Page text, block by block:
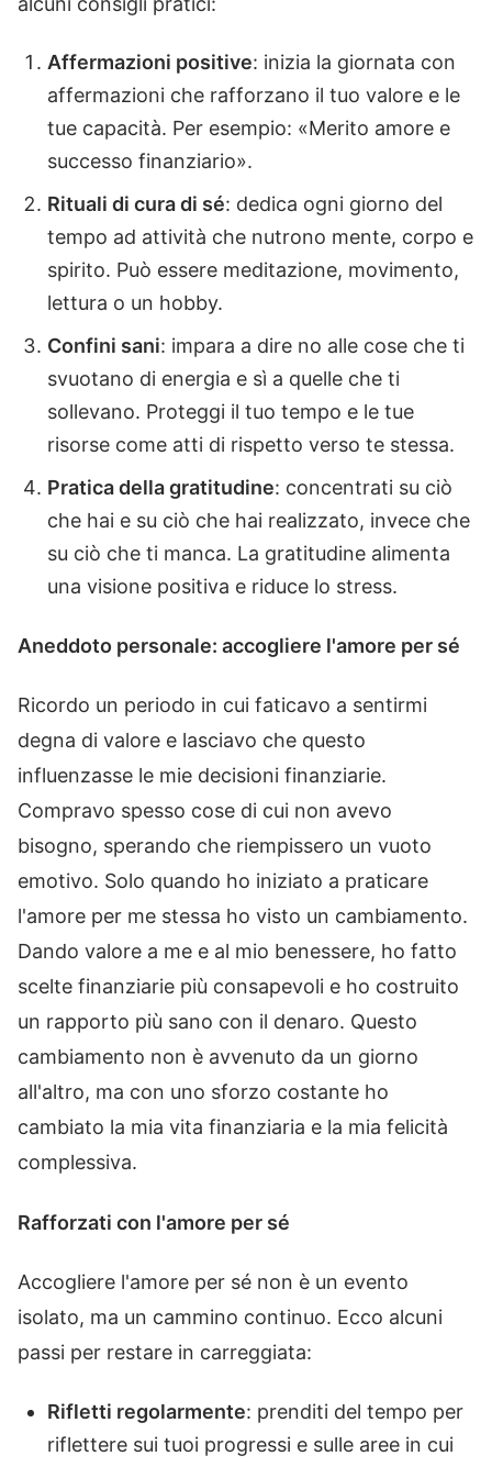
Affermazioni positive: inizia la giornata con
affermazioni che rafforzano il tuo valore e le
tue capacità. Per esempio: «Merito amore e
successo finanziario».
Rituali di cura di sé: dedica ogni giorno del
tempo ad attività che nutrono mente, corpo e
spirito. Può essere meditazione, movimento,
lettura o un hobby.
Confini sani: impara a dire no alle cose che ti
svuotano di energia e sì a quelle che ti
sollevano. Proteggi il tuo tempo e le tue
risorse come atti di rispetto verso te stessa.
Pratica della gratitudine: concentrati su ciò
che hai e su ciò che hai realizzato, invece che
su ciò che ti manca. La gratitudine alimenta
una visione positiva e riduce lo stress.
Aneddoto personale: accogliere l'amore per sé
Ricordo un periodo in cui faticavo a sentirmi
degna di valore e lasciavo che questo
influenzasse le mie decisioni finanziarie.
Compravo spesso cose di cui non avevo
bisogno, sperando che riempissero un vuoto
emotivo. Solo quando ho iniziato a praticare
l'amore per me stessa ho visto un cambiamento.
Dando valore a me e al mio benessere, ho fatto
scelte finanziarie più consapevoli e ho costruito
un rapporto più sano con il denaro. Questo
cambiamento non è avvenuto da un giorno
all'altro, ma con uno sforzo costante ho
cambiato la mia vita finanziaria e la mia felicità
complessiva.
Rafforzati con l'amore per sé
Accogliere l'amore per sé non è un evento
isolato, ma un cammino continuo. Ecco alcuni
passi per restare in carreggiata:
Rifletti regolarmente: prenditi del tempo per
riflettere sui tuoi progressi e sulle aree in cui